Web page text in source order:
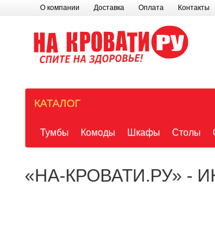
О компании Доставка Оплата Контакты
КАТАЛОГ
Тумбы Комоды Шкафы Столы
«НА-КРОВАТИ.РУ» -